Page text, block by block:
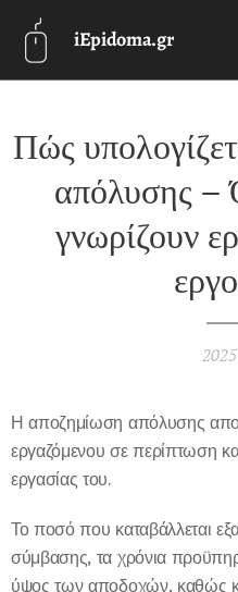
iEpidoma.gr
Πώς
απόλυσης –
γνωρίζουν
Η αποζημίωση απόλυσης
εργαζόμενου σε περίπτωση
εργασίας του.
Το ποσό που καταβάλλεται
σύμβασης, τα χρόνια
ύψος των αποδοχών, καθώς